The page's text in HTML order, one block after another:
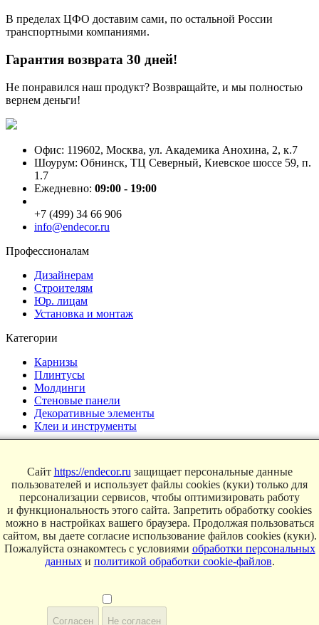
В пределах ЦФО доставим сами, по остальной России
транспортными компаниями.
Гарантия возврата 30 дней!
Не понравился наш продукт? Возвращайте, и мы полностью
вернем деньги!
Офис: 119602, Москва, ул. Академика Анохина, 2, к.7
Шоурум: Обнинск, ТЦ Северный, Киевское шоссе 59, п.
1.7
Ежедневно: 09:00 - 19:00
+7 (499) 34 66 906
info@endecor.ru
Профессионалам
Дизайнерам
Строителям
Юр. лицам
Установка и монтаж
Категории
Карнизы
Плинтусы
Молдинги
Стеновые панели
Декоративные элементы
Клеи и инструменты
Интерьеры
Блог
Магазин
О компании
Контакты
Условия продаж
© 2025 Endecor. Все права защищены.
Политика конфиденциальности,
Сайт https://endecor.ru защищает персональные данные
пользователей и использует файлы cookies (куки) только для
персонализации сервисов, чтобы оптимизировать работу
и функциональность этого сайта. Запретить обработку cookies
можно в настройках вашего браузера. Продолжая пользоваться
сайтом, вы даете согласие использование файлов cookies (куки).
Пожалуйста ознакомтесь с условиями обработки персональных
данныхи политикой обработки cookie-файлов.
Согласен Не согласен